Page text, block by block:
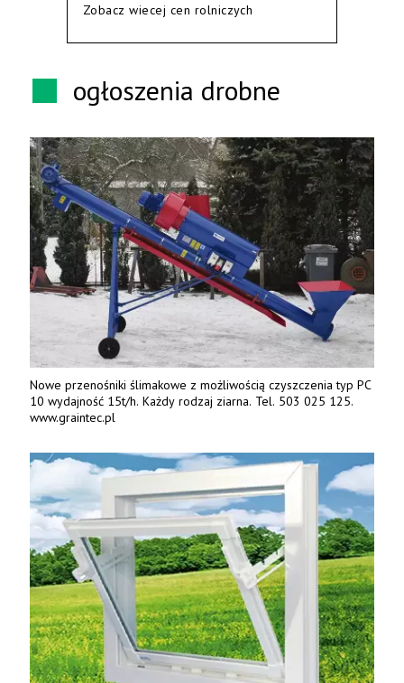
Zobacz wiecej cen rolniczych
ogłoszenia drobne
Nowe przenośniki ślimakowe z możliwością czyszczenia typ PC
10 wydajność 15t/h. Każdy rodzaj ziarna. Tel. 503 025 125.
www.graintec.pl